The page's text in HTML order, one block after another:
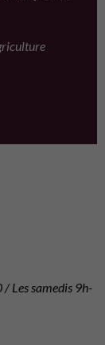
Les samedis 9h-